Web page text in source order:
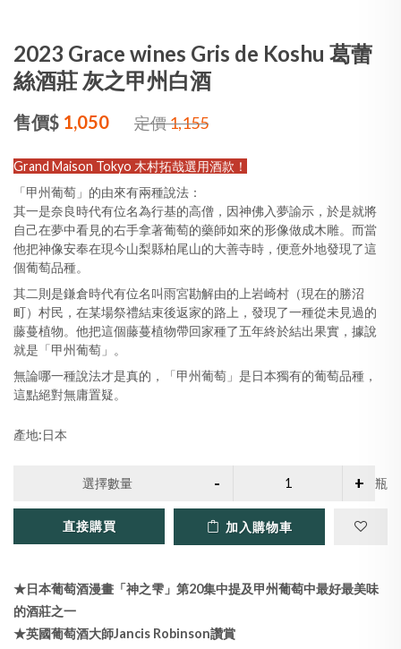
2023 Grace wines Gris de Koshu 葛蕾
絲酒莊 灰之甲州白酒
售價$ 1,050 定價1,155
Grand Maison Tokyo 木村拓哉選用酒款！
「甲州葡萄」的由來有兩種說法：
其一是奈良時代有位名為行基的高僧，因神佛入夢諭示，於是就將
自己在夢中看見的右手拿著葡萄的藥師如來的形像做成木雕。而當
他把神像安奉在現今山梨縣柏尾山的大善寺時，便意外地發現了這
個葡萄品種。
其二則是鎌倉時代有位名叫雨宮勘解由的上岩崎村（現在的勝沼
町）村民，在某場祭禮結束後返家的路上，發現了一種從未見過的
藤蔓植物。他把這個藤蔓植物帶回家種了五年終於結出果實，據說
就是「甲州葡萄」。
無論哪一種說法才是真的，「甲州葡萄」是日本獨有的葡萄品種，
這點絕對無庸置疑。
產地:日本
選擇數量 瓶
直接購買 加入購物車
★日本葡萄酒漫畫「神之雫」第20集中提及甲州葡萄中最好最美味
的酒莊之一
★英國葡萄酒大師Jancis Robinson讚賞